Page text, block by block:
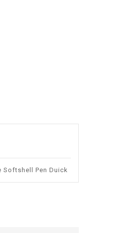
Softshell Pen Duick